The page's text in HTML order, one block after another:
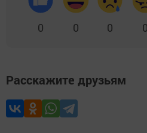
0 0 0 0
Расскажите друзьям